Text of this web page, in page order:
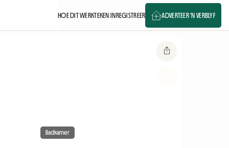
HOE DIT WERKTEKEN INREGISTREER ADVERTEER 'N VERBLYF
Badkamer